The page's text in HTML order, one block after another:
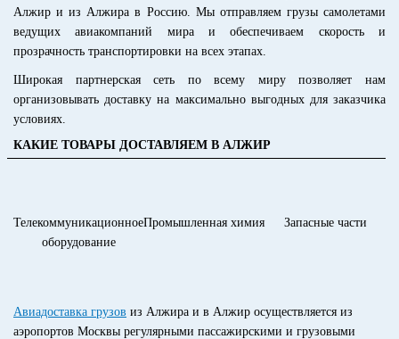
Алжир и из Алжира в Россию. Мы отправляем грузы самолетами
ведущих авиакомпаний мира и обеспечиваем скорость и
прозрачность транспортировки на всех этапах.
Широкая партнерская сеть по всему миру позволяет нам
организовывать доставку на максимально выгодных для заказчика
условиях.
КАКИЕ ТОВАРЫ ДОСТАВЛЯЕМ В АЛЖИР
Телекоммуникационное
оборудование
Промышленная химия Запасные части
Авиадоставка грузов из Алжира и в Алжир осуществляется из
аэропортов Москвы регулярными пассажирскими и грузовыми